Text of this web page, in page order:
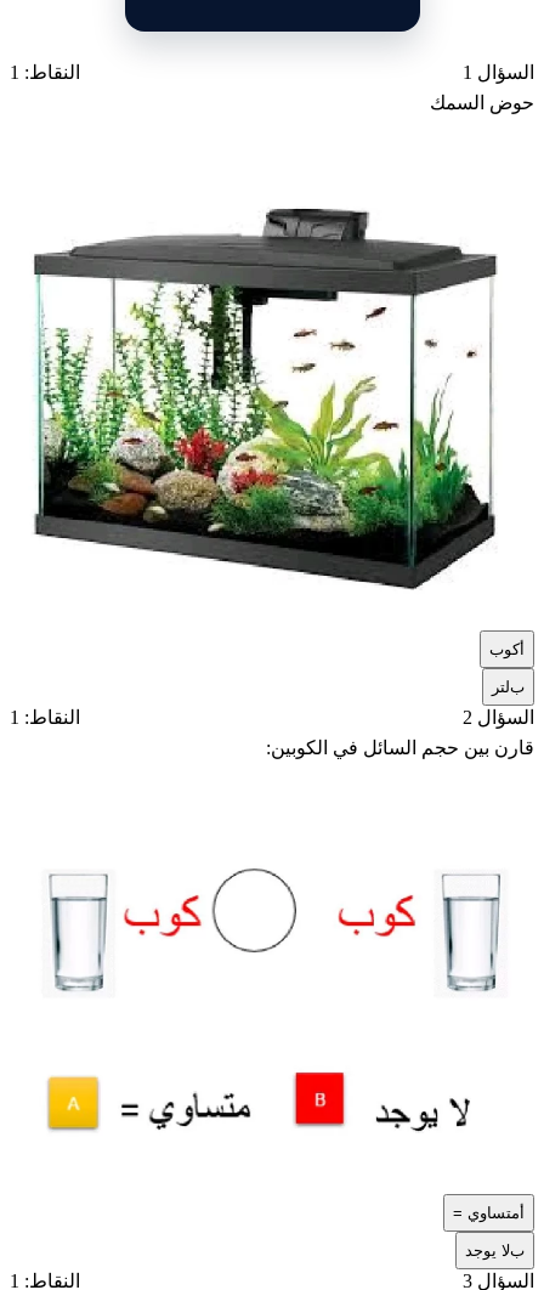
السؤال 1
النقاط: 1
حوض السمك
كوب
بلتر
السؤال 2
النقاط: 1
قارن بين حجم السائل في الكوبين:
متساوي =
بلا يوجد
السؤال 3 النقاط: 1